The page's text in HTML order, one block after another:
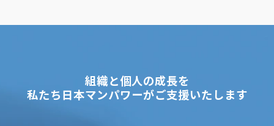
申込商品等の関連情報（資格試験情報・資格活用情報等
や他の当社商品・サービス・イベントのご案内
メールマガジンの送信を希望された場合におけるメール
マガジンの配信
組織と個人の成長を
私たち日本マンパワーがご支援いたします